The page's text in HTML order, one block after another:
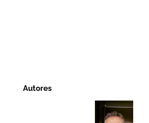
Autores